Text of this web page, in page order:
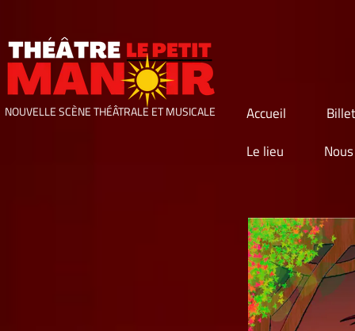
NOUVELLE SCÈNE THÉÂTRALE ET MUSICALE Accueil
Le lieu